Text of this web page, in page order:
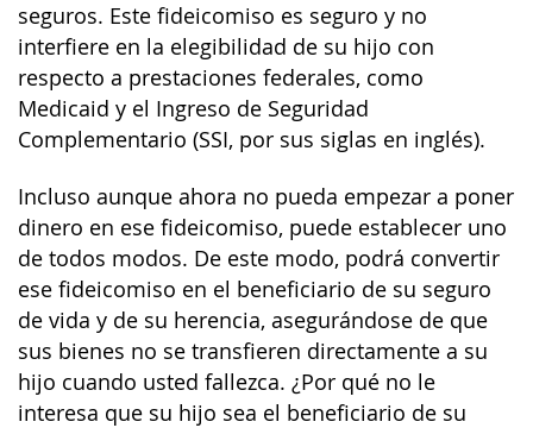
seguros. Este fideicomiso es seguro y no
interfiere en la elegibilidad de su hijo con
respecto a prestaciones federales, como
Medicaid y el Ingreso de Seguridad
Complementario (SSI, por sus siglas en inglés).
Incluso aunque ahora no pueda empezar a poner
dinero en ese fideicomiso, puede establecer uno
de todos modos. De este modo, podrá convertir
ese fideicomiso en el beneficiario de su seguro
de vida y de su herencia, asegurándose de que
sus bienes no se transfieren directamente a su
hijo cuando usted fallezca. ¿Por qué no le
interesa que su hijo sea el beneficiario de su